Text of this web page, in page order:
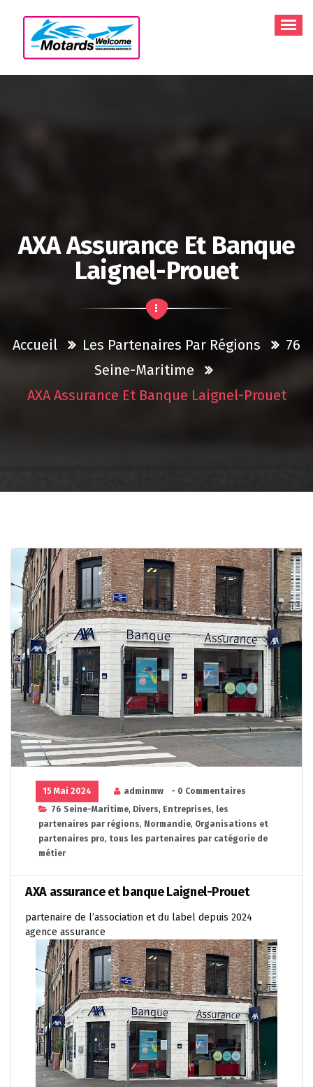
contenu
AXA Assurance Et Banque
Laignel-Prouet
Accueil Les Partenaires Par Régions
76
Seine-Maritime
AXA Assurance Et Banque Laignel-Prouet
15 Mai 2024 adminmw
- 0 Commentaires
76 Seine-Maritime, Divers, Entreprises, les
partenaires par régions, Normandie, Organisations et
partenaires pro, tous les partenaires par catégorie de
métier
AXA assurance et banque Laignel-Prouet
partenaire de l’association et du label depuis 2024
agence assurance